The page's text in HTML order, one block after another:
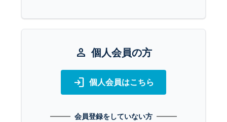
person 個人会員の方
login 個人会員はこちら
会員登録をしていない方